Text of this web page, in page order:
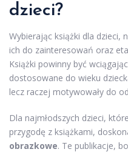
dzieci?
Wybierając książki dla dzieci,
ich do zainteresowań oraz
Książki powinny być
dostosowane do wieku
lecz raczej motywowały do
Dla najmłodszych dzieci,
przygodę z książkami,
obrazkowe. Te publikacje,